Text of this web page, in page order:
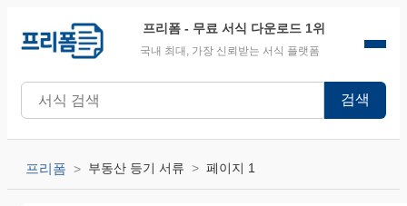
프리폼 - 무료 서식 다운로드 1위
국내 최대, 가장 신뢰받는 서식 플랫폼
검색
프리폼 부동산 등기 서류 페이지 1